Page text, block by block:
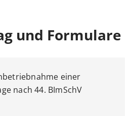
und Formulare
einer
nach 44. BImSchV